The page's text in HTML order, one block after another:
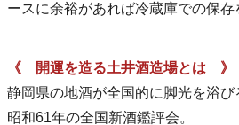
ースに余裕があれば冷蔵庫での保存
《 開運を造る土井酒造場とは 》
静岡県の地酒が全国的に脚光を浴
昭和61年の全国新酒鑑評会。